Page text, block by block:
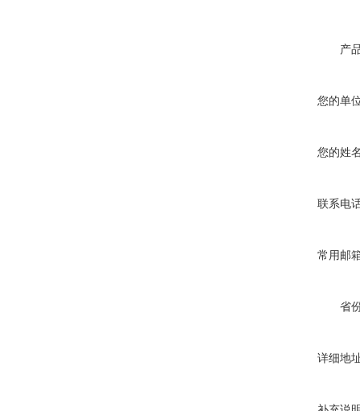
产
您的单
您的姓
联系电
常用邮
省
详细地